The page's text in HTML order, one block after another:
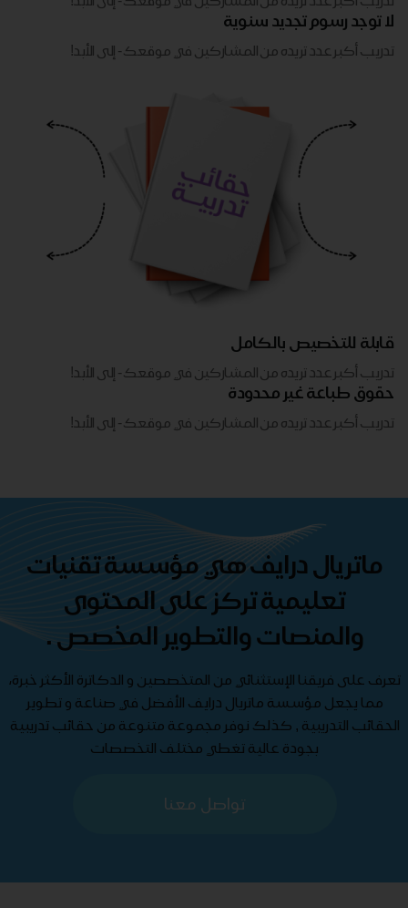
لا توجد رسوم تجديد سنوية
تدريب أكبر عدد تريده من المشاركين في موقعك - ​​إلى الأبد!
قابلة للتخصيص بالكامل
تدريب أكبر عدد تريده من المشاركين في موقعك - ​​إلى الأبد!
حقوق طباعة غير محدودة
تدريب أكبر عدد تريده من المشاركين في موقعك - ​​إلى الأبد!
ماتريال درايف هي مؤسسة تقنيات
تعليمية تركز على المحتوى
والمنصات والتطوير المخصص .
تعرف على فريقنا الإستثنائي من المتخصصين و الدكاترة الأكثر خبرة،
مما يجعل مؤسسة ماتريال درايف الأفضل في صناعة و تطوير
الحقائب التدريبية , كذلك نوفر مجموعة متنوعة من حقائب تدريبية
بجودة عالية تغطي مختلف التخصصات
تواصل معنا